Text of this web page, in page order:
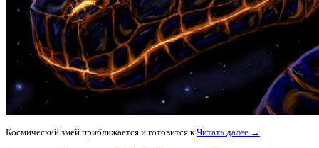
Космический змей приближается и готовится к Читать далее →